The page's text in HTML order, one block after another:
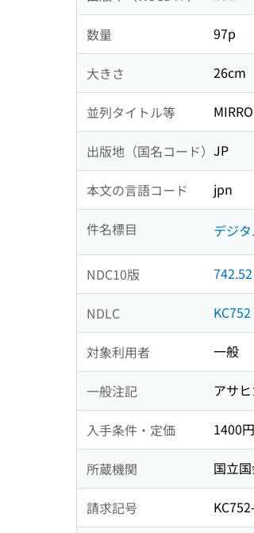
数量 97p
大きさ 26cm
並列タイトル等
出版地（国名コード） JP
本文の言語コード jpn
件名標目 デジ
NDC10版
NDLC KC752
対象利用者 一般
一般注記 アサ
入手条件・定価 1400円
所蔵機関 国立
請求記号